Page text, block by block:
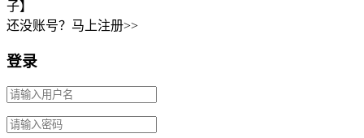
子】
还没账号？马上注册>>
登录